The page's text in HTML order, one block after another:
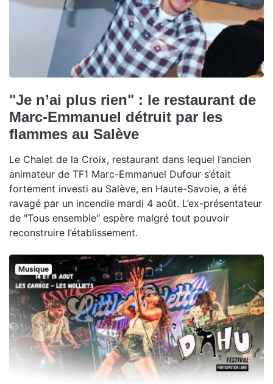
"Je n’ai plus rien" : le restaurant de
Marc-Emmanuel détruit par les
flammes au Salève
Le Chalet de la Croix, restaurant dans lequel l’ancien
animateur de TF1 Marc-Emmanuel Dufour s’était
fortement investi au Salève, en Haute-Savoie, a été
ravagé par un incendie mardi 4 août. L’ex-présentateur
de "Tous ensemble" espère malgré tout pouvoir
reconstruire l’établissement.
Musique